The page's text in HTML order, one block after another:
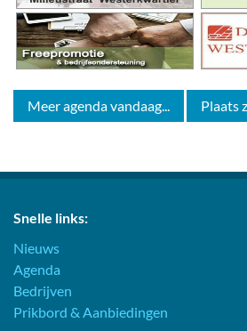
Meer agenda vandaag... Plaats
Snelle links:
Nieuws
Agenda
Bedrijven
Prikbord & Aanbiedingen